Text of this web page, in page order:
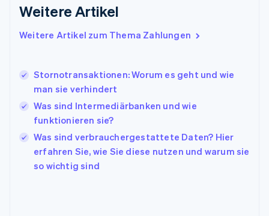
Weitere Artikel
Weitere Artikel zum Thema Zahlungen
Stornotransaktionen: Worum es geht und wie
man sie verhindert
Was sind Intermediärbanken und wie
funktionieren sie?
Was sind verbrauchergestattete Daten? Hier
erfahren Sie, wie Sie diese nutzen und warum sie
so wichtig sind
Irland
Italien
日本語 English
EnglishFrançais
Kroatien
EnglishItaliano
English
Liechtenstein
DeutschEnglish